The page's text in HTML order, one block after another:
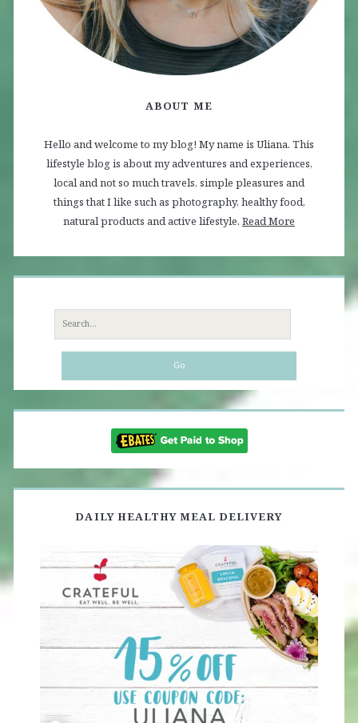
ABOUT ME
Hello and welcome to my blog! My name is Uliana. This
lifestyle blog is about my adventures and experiences,
local and not so much travels, simple pleasures and
things that I like such as photography, healthy food,
natural products and active lifestyle. Read More
Search
for:
DAILY HEALTHY MEAL DELIVERY